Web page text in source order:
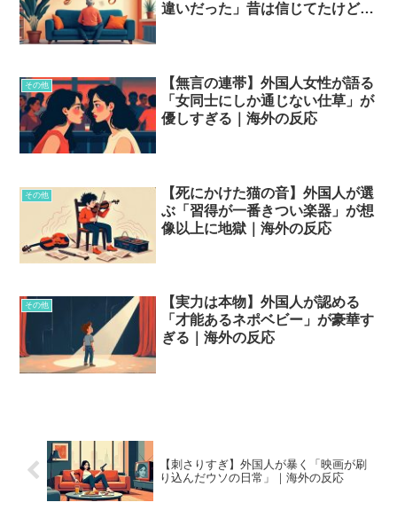
違いだった」昔は信じてたけど今
その他
【無言の連帯】外国人女性が語る
「女同士にしか通じない仕草」が
優しすぎる｜海外の反応
その他
【死にかけた猫の音】外国人が選
ぶ「習得が一番きつい楽器」が想
像以上に地獄｜海外の反応
その他
【実力は本物】外国人が認める
「才能あるネポベビー」が豪華す
ぎる｜海外の反応
【刺さりすぎ】外国人が暴く「映画が刷
り込んだウソの日常」｜海外の反応